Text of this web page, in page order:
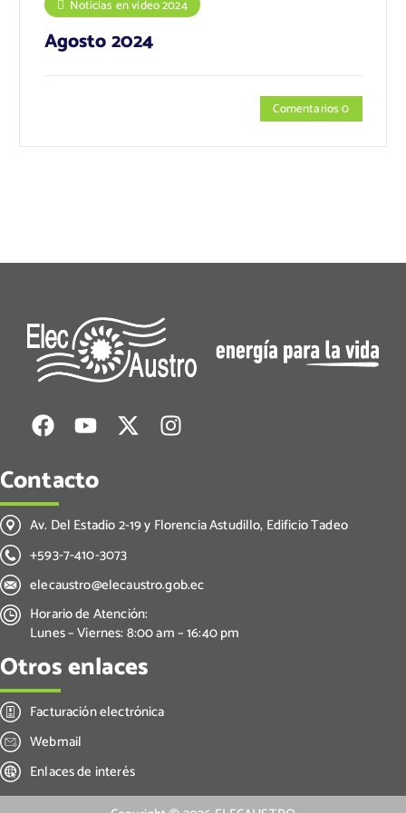
Noticias en video 2024
Agosto 2024
Comentarios 0
Contacto
Av. Del Estadio 2-19 y Florencia Astudillo, Edificio Tadeo
+593-7-410-3073
elecaustro@elecaustro.gob.ec
Horario de Atención:
Lunes – Viernes: 8:00 am – 16:40 pm
Otros enlaces
Facturación electrónica
Webmail
Enlaces de interés